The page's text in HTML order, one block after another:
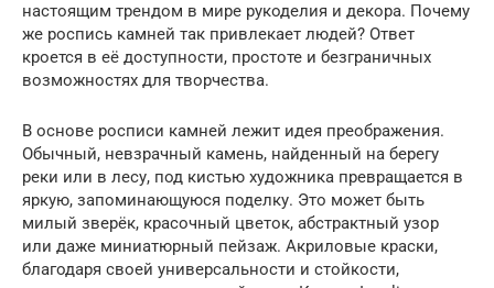
настоящим трендом в мире рукоделия и декора. Почему
же роспись камней так привлекает людей? Ответ
кроется в её доступности, простоте и безграничных
возможностях для творчества.
В основе росписи камней лежит идея преображения.
Обычный, невзрачный камень, найденный на берегу
реки или в лесу, под кистью художника превращается в
яркую, запоминающуюся поделку. Это может быть
милый зверёк, красочный цветок, абстрактный узор
или даже миниатюрный пейзаж. Акриловые краски,
благодаря своей универсальности и стойкости,